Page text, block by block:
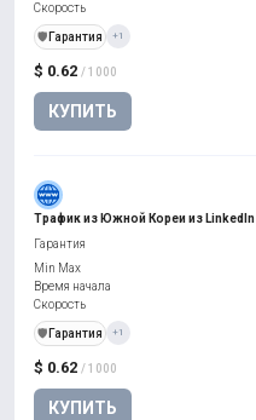
$ 0.62 / 1000
КУПИТЬ
Скорость
️🛡️ Гарантия +1
Трафик из Южной Кореи из LinkedIn
$ 0.62 / 1000
КУПИТЬ
Гарантия
Min Max
Время начала
Скорость
️🛡️ Гарантия +1